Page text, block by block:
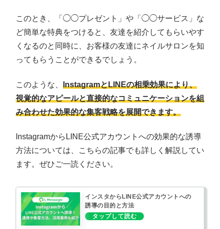
このとき、「◯◯プレゼント」や「◯◯サービス」な
ど簡単な特典をつけると、友達を紹介してもらいやす
くなるのと同時に、お客様の友達にネイルサロンを知
ってもらうことができるでしょう。
このような、 InstagramとLINEの相乗効果により、
視覚的なアピールと直接的なコミュニケーションを組
み合わせた効果的な集客戦略を展開できます。
InstagramからLINE公式アカウントへの効果的な誘導
方法については、こちらの記事でも詳しく解説してい
ます。ぜひご一読ください。
インスタからLINE公式アカウントへの
誘導の目的と方法